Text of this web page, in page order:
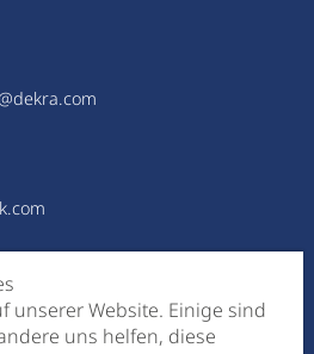
Uhr
unserer Website. Einige sind
uns helfen, diese